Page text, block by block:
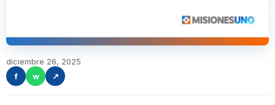
diciembre 26, 2025
f
w ↗